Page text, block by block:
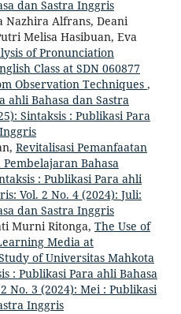
dan Sastra Inggris
Nazhira Alfrans, Deani
Melisa Hasibuan, Eva
of Pronunciation
Class at SDN 060877
Observation Techniques ,
ahli Bahasa dan Sastra
Sintaksis : Publikasi Para
Revitalisasi Pemanfaatan
Bahasa
: Publikasi Para ahli
Vol. 2 No. 4 (2024): Juli:
dan Sastra Inggris
Murni Ritonga, The Use of
Media at
of Universitas Mahkota
: Publikasi Para ahli Bahasa
No. 3 (2024): Mei : Publikasi
Inggris